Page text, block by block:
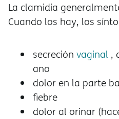
La clamidia
Cuando los hay, los
secreción vaginal ,
ano
dolor en la parte
fiebre
dolor al orinar